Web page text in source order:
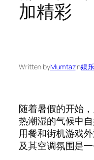
加精彩
Written byMumtazin娱乐
随着暑假的开始
热潮湿的气候中
用餐和街机游戏
及其空调氛围是一